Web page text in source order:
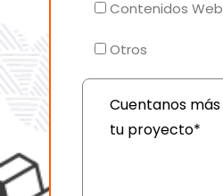
Contenidos Web
Otros